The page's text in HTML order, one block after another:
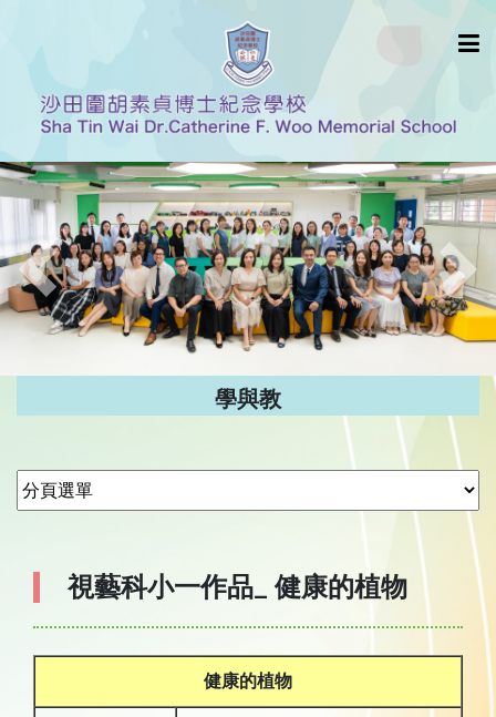
Previous Next
學與教
視藝科小一作品_ 健康的植物
健康的植物